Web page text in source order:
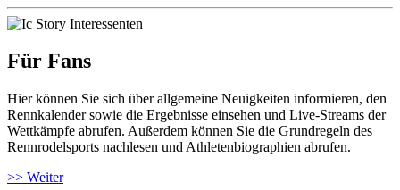
Für Fans
Hier können Sie sich über allgemeine Neuigkeiten informieren, den
Rennkalender sowie die Ergebnisse einsehen und Live-Streams der
Wettkämpfe abrufen. Außerdem können Sie die Grundregeln des
Rennrodelsports nachlesen und Athletenbiographien abrufen.
>> Weiter